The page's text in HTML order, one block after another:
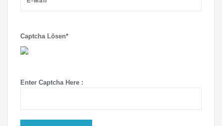
Captcha Lösen*
Enter Captcha Here :